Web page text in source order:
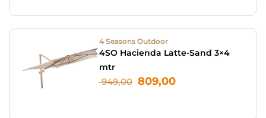
4 Seasons Outdoor
4SO Hacienda Latte-Sand 3×4
mtr
949,00 809,00